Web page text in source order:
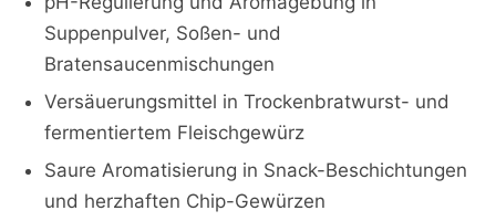
Suppenpulver, Soßen- und
Bratensaucenmischungen
Versäuerungsmittel in Trockenbratwurst- und
fermentiertem Fleischgewürz
Saure Aromatisierung in Snack-Beschichtungen
und herzhaften Chip-Gewürzen